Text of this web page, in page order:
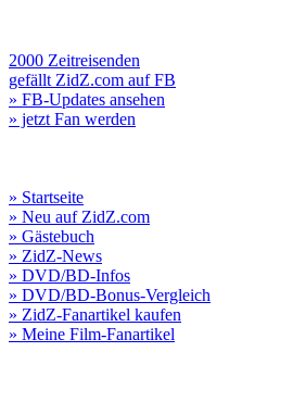
2000 Zeitreisenden
gefällt ZidZ.com auf FB
» FB-Updates ansehen
» jetzt Fan werden
» Startseite
» Neu auf ZidZ.com
» Gästebuch
» ZidZ-News
» DVD/BD-Infos
» DVD/BD-Bonus-Vergleich
» ZidZ-Fanartikel kaufen
» Meine Film-Fanartikel